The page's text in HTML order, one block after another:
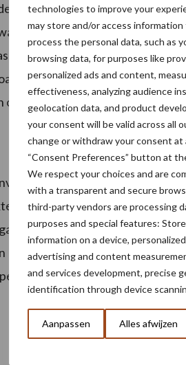
technologies to improve your
may store and/or access information
process the personal data, such as
browsing data, for purposes like
personalized ads and content,
effectiveness, analyzing audience
geolocation data, and product
your consent will be valid across all
change or withdraw your consent at
“Consent Preferences” button at
We respect your choices and are
with a transparent and secure
third-party vendors are processing
purposes and special features:
information on a device,
advertising and content
and services development, precise
identification through device
Aanpassen Alles afwijzen
gevoelens terug op het verloop
het voor onze pootgoedtelers
juist een slecht jaar als
dit wil je als consumptieteler
positieve afsluitende
op de stand van de
goede prijzen gemaakt. In de
Daarnaast geeft de
Noord-Afrika de nodige zorgen.
in Europa en dat hebben we